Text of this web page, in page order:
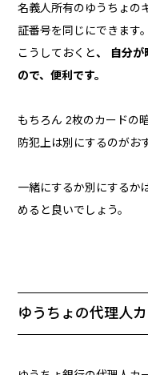
名義人所有のゆうちょの
証番号を同じにできます。
こうしておくと、 自分が
ので、便利です。
もちろん 2枚のカードの
防犯上は別にするのがお
一緒にするか別にするか
めると良いでしょう。
ゆうちょの代理人